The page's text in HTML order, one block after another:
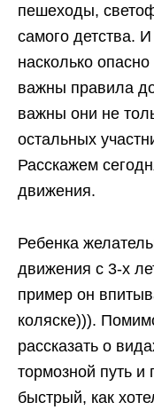
пешеходы,
самого детства.
насколько
важны правила
важны они не
остальных
Расскажем
движения.
Ребенка
движения с 3-х
пример он
коляске))).
рассказать о
тормозной путь и
быстрый, как